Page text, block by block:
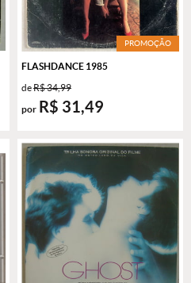
PROMOÇÃO
FLASHDANCE 1985
deR$ 34,99
por R$ 31,49